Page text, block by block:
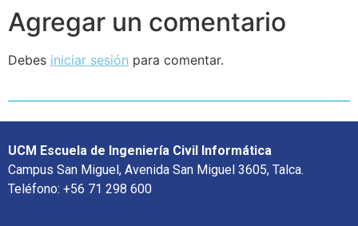
Agregar un comentario
Debes iniciar sesión para comentar.
UCM Escuela de Ingeniería Civil Informática
Campus San Miguel, Avenida San Miguel 3605, Talca.
Teléfono: +56 71 298 600